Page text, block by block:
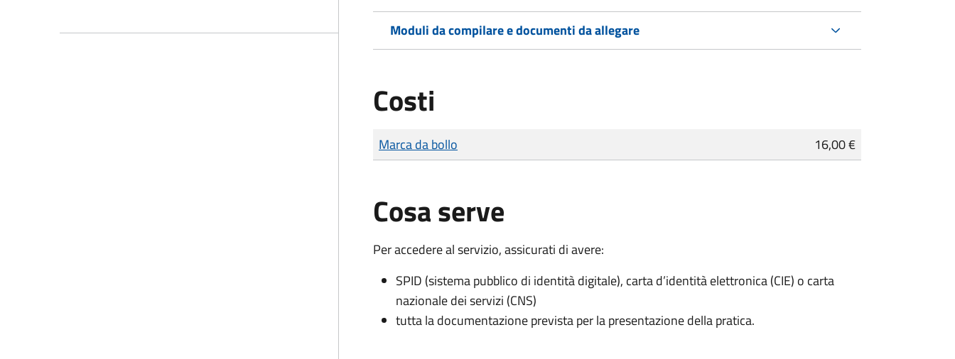
Moduli da compilare e documenti da allegare
Costi
Tipo di pagamento
Importo
Marca da bollo 16,00 €
Cosa serve
Per accedere al servizio, assicurati di avere:
SPID (sistema pubblico di identità digitale), carta d’identità elettronica (CIE) o carta
nazionale dei servizi (CNS)
tutta la documentazione prevista per la presentazione della pratica.